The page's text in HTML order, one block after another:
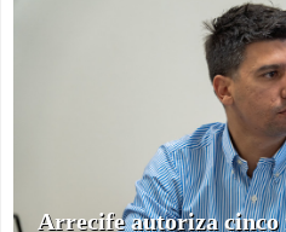
Arrecife autoriza cinco